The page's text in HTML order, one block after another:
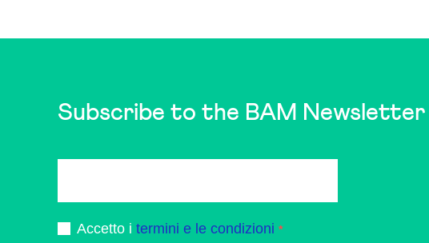
Subscribe to the BAM Newsletter
Accetto i termini e le condizioni